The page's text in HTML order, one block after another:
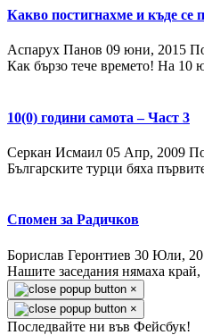
Какво постигнахме и къде се
Аспарух Панов 09 юни, 2015
Как бързо тече времето! На
10(0) години самота – Част 3
Серкан Исмаил 05 Апр, 2009
Българските турци бяха
Спомен за Радичков
Борислав Геронтиев 30 Юли,
Нашите заседания нямаха
×
×
Последвайте ни във Фейсбук!